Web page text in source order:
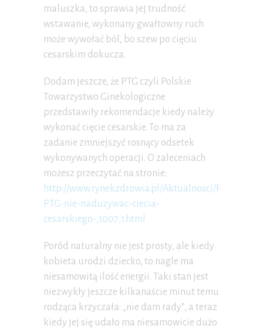
maluszka, to sprawia jej trudność
wstawanie, wykonany gwałtowny ruch
może wywołać ból, bo szew po cięciu
cesarskim dokucza.
Dodam jeszcze, że PTG czyli Polskie
Towarzystwo Ginekologiczne
przedstawiły rekomendacje kiedy należy
wykonać cięcie cesarskie. To ma za
zadanie zmniejszyć rosnący odsetek
wykonywanych operacji. O zaleceniach
możesz przeczytać na stronie:
http://www.rynekzdrowia.pl/Aktualnosci/
PTG-nie-naduzywac-ciecia-
cesarskiego-,1007,1.html
Poród naturalny nie jest prosty, ale kiedy
kobieta urodzi dziecko, to nagle ma
niesamowitą ilość energii. Taki stan jest
niezwykły jeszcze kilkanaście minut temu
rodząca krzyczała: „nie dam rady”, a teraz
kiedy jej się udało ma niesamowicie dużo